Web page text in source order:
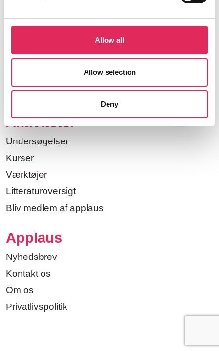
Allow all
Allow selection
Deny
Farvergade 27, opgang D, 3. sal 1463
København
CVR: 42809780
Aktiviteter
Undersøgelser
Kurser
Værktøjer
Litteraturoversigt
Bliv medlem af applaus
Applaus
Nyhedsbrev
Kontakt os
Om os
Privatlivspolitik